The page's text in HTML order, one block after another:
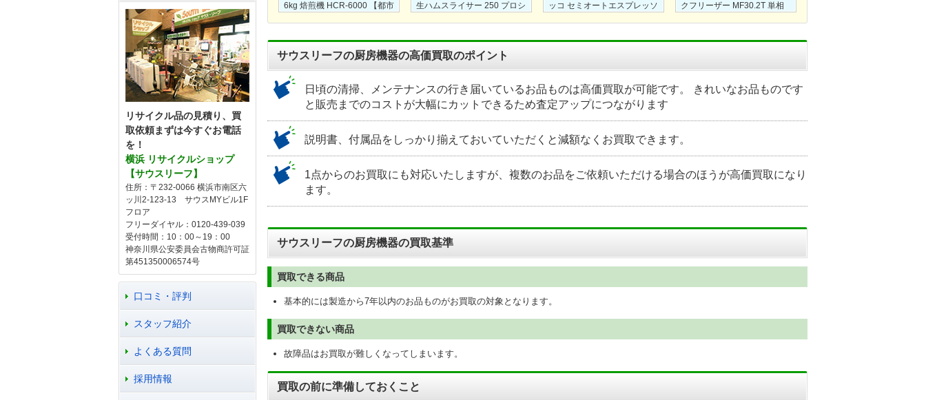
6kg 焙煎機 HCR-6000 【都市
ただきました。
使用頻度も少なく、状態も非
常に良かったため高価買取さ
せていただきました。
人気の焙煎機だったため、し
っかりとお買取させていただ
きました。
生ハムスライサー 250 プロシ
ていただきました。
使用頻度も少なく、状態も非
常に良かったため高価買取さ
せていただきました。
人気のスライサーだったた
め、しっかりとお買取させて
いただきました。
ッコ セミオートエスプレッソ
取させていただきました。
せていただきました。
人気のエスプレッソマシンだ
ったため、しっかりとお買取
させていただきました。
クフリーザー MF30.2T 単相
させていただきました。
人気のFMIのブラストチラー
だったため、しっかりとお買
取させていただきました。
サウスリーフの厨房機器の高価買取のポイント
日頃の清掃、メンテナンスの行き届いているお品ものは高価買取が可能です。 きれいなお品ものです
と販売までのコストが大幅にカットできるため査定アップにつながります
説明書、付属品をしっかり揃えておいていただくと減額なくお買取できます。
1点からのお買取にも対応いたしますが、複数のお品をご依頼いただける場合のほうが高価買取になり
ます。
サウスリーフの厨房機器の買取基準
買取できる商品
基本的には製造から7年以内のお品ものがお買取の対象となります。
買取できない商品
故障品はお買取が難しくなってしまいます。
買取の前に準備しておくこと
リサイクル品の見積り、買
取依頼まずは今すぐお電話
を！
横浜 リサイクルショップ
【サウスリーフ】
住所：〒232-0066 横浜市南区六
ッ川2-123-13 サウスMYビル1F
フロア
フリーダイヤル：0120-439-039
受付時間：10：00～19：00
神奈川県公安委員会古物商許可証
第451350006574号
口コミ・評判
スタッフ紹介
よくある質問
採用情報